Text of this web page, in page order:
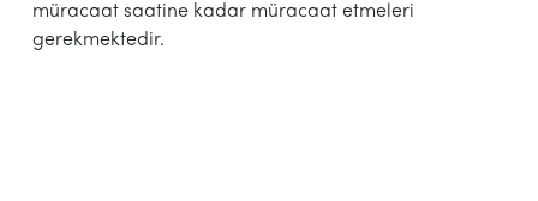
müracaat saatine kadar müracaat etmeleri
gerekmektedir.